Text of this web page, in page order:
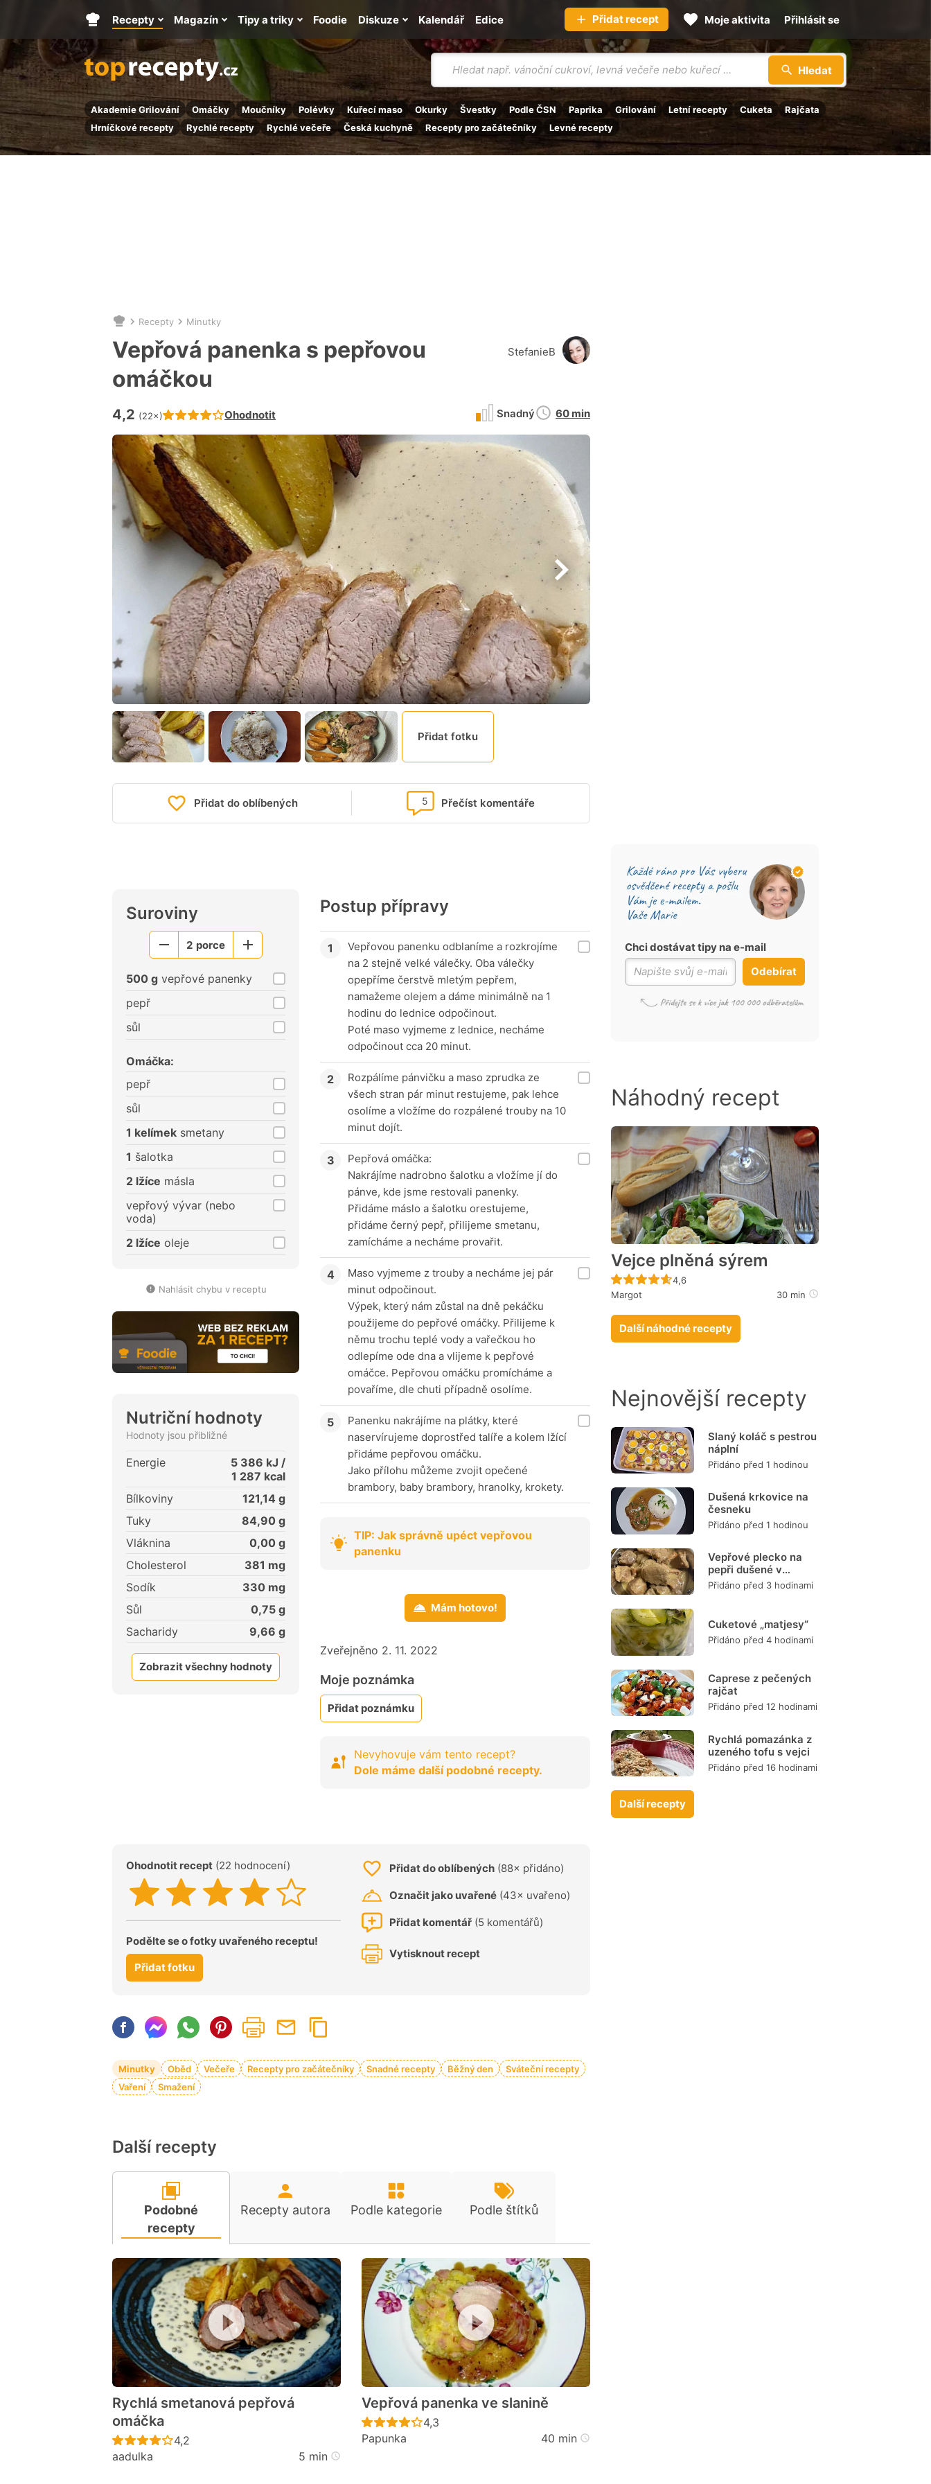
Vyhledávání
Hledat
Akademie Grilování Omáčky Moučníky Polévky Kuřecí maso Okurky Švestky Podle ČSN Paprika Grilování Letní recepty Cuketa
Rajčata
Hrníčkové recepty
Rychlé recepty Rychlé večeře Česká kuchyně Recepty pro začátečníky Levné recepty
Hlavní
stránka
Recepty Magazín Tipy a triky Kalendář
Foodie Diskuze Edice Přidat recept Moje aktivita Přihlásit se
Nacházíte
se
zde:
Recepty Minutky
Vepřová panenka s pepřovou
omáčkou
Hodnocení receptu je
4,2 (22×) Ohodnotit
StefanieB
Snadný
Doba
60 min
Přidat fotku
Přidat do oblíbených Přečíst komentáře
5
Suroviny
Menší
2 porce
Větší
500 g vepřové panenky
pepř
sůl
Omáčka:
pepř
sůl
1 kelímek smetany
1 šalotka
2 lžíce másla
vepřový vývar (nebo
voda)
2 lžíce oleje
Nahlásit chybu v receptu
Nutriční hodnoty
Hodnoty jsou přibližné
Energie 5 386 kJ /
1 287 kcal
Bílkoviny
121,14 g
Tuky
84,90 g
Vláknina
0,00 g
Cholesterol
381 mg
Sodík
330 mg
Sůl
0,75 g
Sacharidy
9,66 g
Zobrazit všechny hodnoty
Postup přípravy
Vepřovou panenku odblaníme a rozkrojíme
na 2 stejně velké válečky. Oba válečky
opepříme čerstvě mletým pepřem,
namažeme olejem a dáme minimálně na 1
hodinu do lednice odpočinout.
Poté maso vyjmeme z lednice, necháme
odpočinout cca 20 minut.
Rozpálíme pánvičku a maso zprudka ze
všech stran pár minut restujeme, pak lehce
osolíme a vložíme do rozpálené trouby na 10
minut dojít.
Pepřová omáčka:
Nakrájíme nadrobno šalotku a vložíme jí do
pánve, kde jsme restovali panenky.
Přidáme máslo a šalotku orestujeme,
přidáme černý pepř, přilijeme smetanu,
zamícháme a necháme provařit.
Maso vyjmeme z trouby a necháme jej pár
minut odpočinout.
Výpek, který nám zůstal na dně pekáčku
použijeme do pepřové omáčky. Přilijeme k
němu trochu teplé vody a vařečkou ho
odlepíme ode dna a vlijeme k pepřové
omáčce. Pepřovou omáčku promícháme a
povaříme, dle chuti případně osolíme.
Panenku nakrájíme na plátky, které
naservírujeme doprostřed talíře a kolem lžící
přidáme pepřovou omáčku.
Jako přílohu můžeme zvojit opečené
brambory, baby brambory, hranolky, krokety.
TIP: Jak správně upéct vepřovou
panenku
Mám hotovo!
Zveřejněno 2. 11. 2022
Moje poznámka
Přidat poznámku
Nevyhovuje vám tento recept?
Dole máme další podobné recepty.
Ohodnotit recept (22 hodnocení)
Podělte se o fotky uvařeného receptu!
Přidat fotku
Přidat do oblíbených (88× přidáno)
Označit jako uvařené (43× uvařeno)
Přidat komentář (5 komentářů)
Vytisknout recept
Minutky Oběd Večeře Recepty pro začátečníky Snadné recepty Běžný den
Sváteční recepty
Vaření
Smažení
Další recepty
Podobné
recepty
Recepty autora Podle kategorie Podle štítků
Rychlá smetanová pepřová
omáčka
Recept ještě nebyl hodnocen
4,2
aadulka
5 min
Vepřová panenka ve slanině
Recept ještě nebyl hodnocen
4,3
Papunka
40 min
Chci dostávat tipy na e-mail
Odebírat
Náhodný recept
Vejce plněná sýrem
Recept ještě nebyl hodnocen
4,6
Margot
30 min
Další náhodné recepty
Nejnovější recepty
Slaný koláč s pestrou
náplní
Přidáno před 1 hodinou
Dušená krkovice na
česneku
Přidáno před 1 hodinou
Vepřové plecko na
pepři dušené v
remosce
Přidáno před 3 hodinami
Cuketové „matjesy“
Přidáno před 4 hodinami
Caprese z pečených
rajčat
Přidáno před 12 hodinami
Rychlá pomazánka z
uzeného tofu s vejci
Přidáno před 16 hodinami
Další recepty